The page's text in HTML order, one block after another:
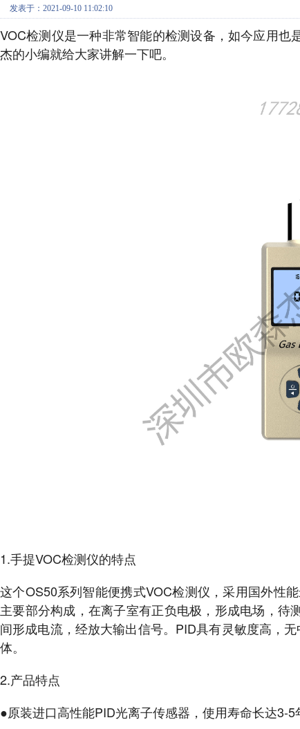
发表于：2021-09-10 11:02:10
VOC检测仪是一种非常智能的检测设备，如今应用
杰的小编就给大家讲解一下吧。
1.手提VOC检测仪的特点
这个OS50系列智能便携式VOC检测仪，采用国外性
主要部分构成，在离子室有正负电极，形成电场，
间形成电流，经放大输出信号。PID具有灵敏度高，
体。
2.产品特点
●原装进口高性能PID光离子传感器，使用寿命长达3-5